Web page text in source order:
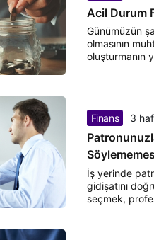
Acil Durum
Günümüzün
olmasının
oluşturmanın
Finans 3
İş yerinde
gidişatını
seçmek,